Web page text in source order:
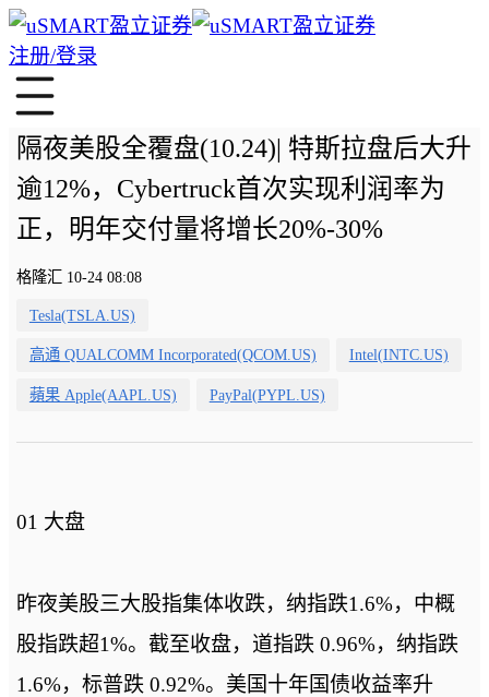
注册/登录
隔夜美股全覆盘(10.24)| 特斯拉盘后大升
逾12%，Cybertruck首次实现利润率为
正，明年交付量将增长20%-30%
格隆汇 10-24 08:08
Tesla(TSLA.US)
高通 QUALCOMM Incorporated(QCOM.US) Intel(INTC.US)
蘋果 Apple(AAPL.US) PayPal(PYPL.US)
01 大盘
昨夜美股三大股指集体收跌，纳指跌1.6%，中概
股指跌超1%。截至收盘，道指跌 0.96%，纳指跌
1.6%，标普跌 0.92%。美国十年国债收益率升